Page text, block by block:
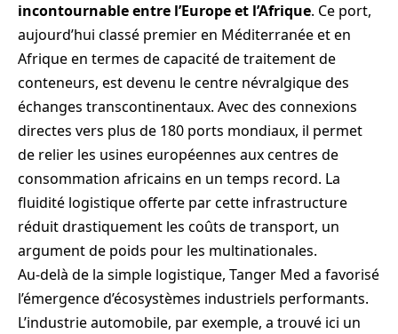
incontournable entre l’Europe et l’Afrique. Ce port,
aujourd’hui classé premier en Méditerranée et en
Afrique en termes de capacité de traitement de
conteneurs, est devenu le centre névralgique des
échanges transcontinentaux. Avec des connexions
directes vers plus de 180 ports mondiaux, il permet
de relier les usines européennes aux centres de
consommation africains en un temps record. La
fluidité logistique offerte par cette infrastructure
réduit drastiquement les coûts de transport, un
argument de poids pour les multinationales.
Au-delà de la simple logistique, Tanger Med a favorisé
l’émergence d’écosystèmes industriels performants.
L’industrie automobile, par exemple, a trouvé ici un